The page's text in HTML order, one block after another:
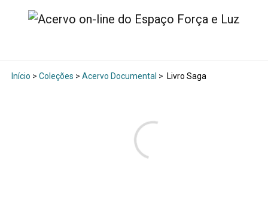
Início > Coleções > Acervo Documental > Livro Saga